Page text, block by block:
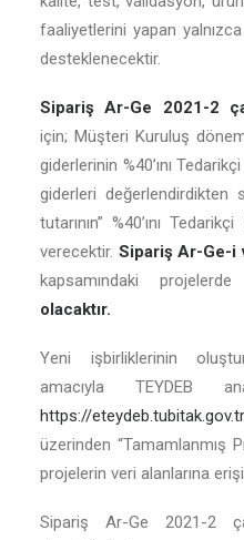
faaliyetlerini yapan
desteklenecektir.
Sipariş Ar-Ge 2021-2
için; Müşteri Kuruluş
giderlerinin %40’ını
giderleri değerlendirdikten
tutarının” %40’ını
verecektir. Sipariş Ar-Ge-i
kapsamındaki projelerde
olacaktır.
Yeni işbirliklerinin
amacıyla TEYDEB
https://
üzerinden “Tamamlanmış
projelerin veri alanlarına
Sipariş Ar-Ge 2021-2